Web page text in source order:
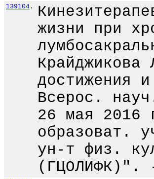
139104 .
жизни при
достижения
Всерос.
26 мая
образоват.
ун-т физ.